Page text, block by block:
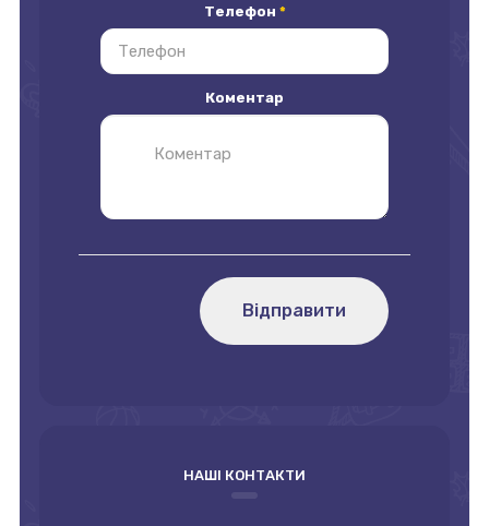
Телефон *
Коментар
Відправити
НАШІ КОНТАКТИ